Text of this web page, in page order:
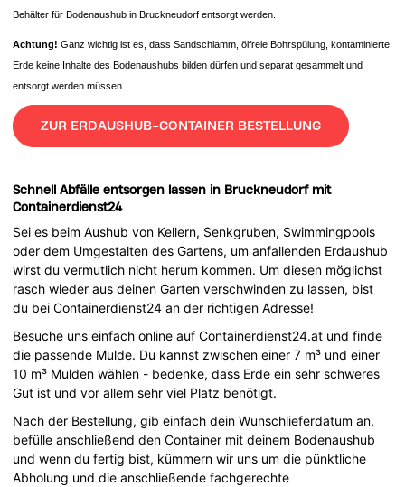
Behälter für Bodenaushub in Bruckneudorf entsorgt werden.
Achtung! Ganz wichtig ist es, dass Sandschlamm, ölfreie Bohrspülung, kontaminierte
Erde keine Inhalte des Bodenaushubs bilden dürfen und separat gesammelt und
entsorgt werden müssen.
ZUR ERDAUSHUB-CONTAINER BESTELLUNG
Schnell Abfälle entsorgen lassen in Bruckneudorf mit
Containerdienst24
Sei es beim Aushub von Kellern, Senkgruben, Swimmingpools
oder dem Umgestalten des Gartens, um anfallenden Erdaushub
wirst du vermutlich nicht herum kommen. Um diesen möglichst
rasch wieder aus deinen Garten verschwinden zu lassen, bist
du bei Containerdienst24 an der richtigen Adresse!
Besuche uns einfach online auf Containerdienst24.at und finde
die passende Mulde. Du kannst zwischen einer 7 m³ und einer
10 m³ Mulden wählen - bedenke, dass Erde ein sehr schweres
Gut ist und vor allem sehr viel Platz benötigt.
Nach der Bestellung, gib einfach dein Wunschlieferdatum an,
befülle anschließend den Container mit deinem Bodenaushub
und wenn du fertig bist, kümmern wir uns um die pünktliche
Abholung und die anschließende fachgerechte